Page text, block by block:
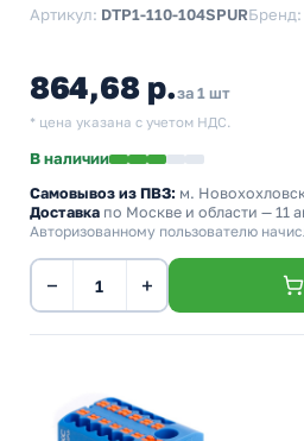
Артикул: DTP1-110-104SPURБренд:
864,68 р.за 1 шт
* цена указана с учетом НДС.
В наличии
Самовывоз из ПВЗ: м.
Доставка по Москве и области — 11
Авторизованному пользователю
− +